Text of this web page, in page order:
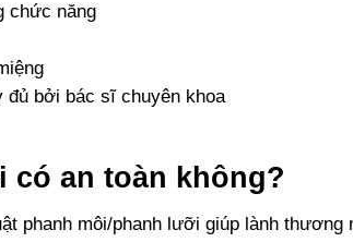
chức năng
đủ bởi bác sĩ chuyên khoa
có an toàn không?
phanh môi/phanh lưỡi giúp lành thương